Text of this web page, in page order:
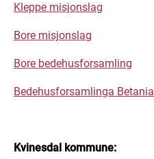
Kleppe misjonslag
Bore misjonslag
Bore bedehusforsamling
Bedehusforsamlinga Betania
Kvinesdal kommune: